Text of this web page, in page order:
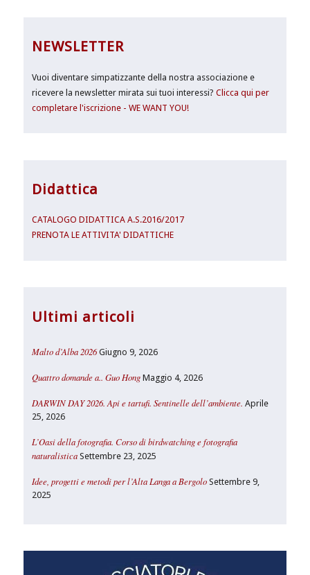
NEWSLETTER
Vuoi diventare simpatizzante della nostra associazione e
ricevere la newsletter mirata sui tuoi interessi?Clicca qui per
completare l'iscrizione - WE WANT YOU!
Didattica
CATALOGO DIDATTICA A.S.2016/2017
PRENOTA LE ATTIVITA' DIDATTICHE
Ultimi articoli
Malto d’Alba 2026 Giugno 9, 2026
Quattro domande a.. Guo Hong Maggio 4, 2026
DARWIN DAY 2026. Api e tartufi. Sentinelle dell’ambiente. Aprile
25, 2026
L’Oasi della fotografia. Corso di birdwatching e fotografia
naturalistica Settembre 23, 2025
Idee, progetti e metodi per l’Alta Langa a Bergolo Settembre 9,
2025